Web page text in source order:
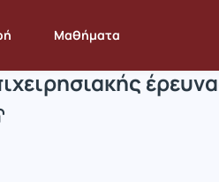
Μαθήματα
επιχειρησιακής έρευνας